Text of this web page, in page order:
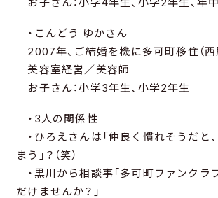
・こんどう ゆかさん
2007年、ご結婚を機に多可町移住（西
美容室経営／美容師
お子さん：小学3年生、小学2年生
・3人の関係性
・ひろえさんは「仲良く慣れそうだ
まう」？（笑）
・黒川から相談事「多可町ファンクラ
だけませんか？」